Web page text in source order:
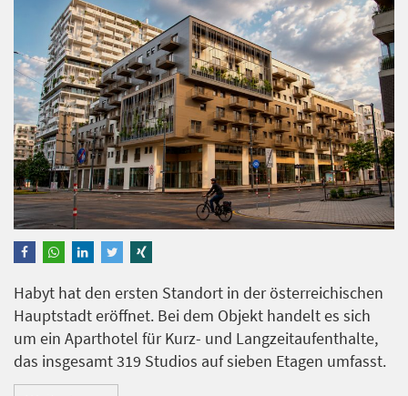
Habyt hat den ersten Standort in der österreichischen
Hauptstadt eröffnet. Bei dem Objekt handelt es sich
um ein Aparthotel für Kurz- und Langzeitaufenthalte,
das insgesamt 319 Studios auf sieben Etagen umfasst.